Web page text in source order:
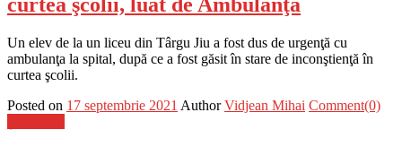
curtea şcolii, luat de Ambulanţă
Un elev de la un liceu din Târgu Jiu a fost dus de urgenţă cu
ambulanţa la spital, după ce a fost găsit în stare de inconştienţă în
curtea şcolii.
Posted on 17 septembrie 2021 Author Vidjean Mihai Comment(0)